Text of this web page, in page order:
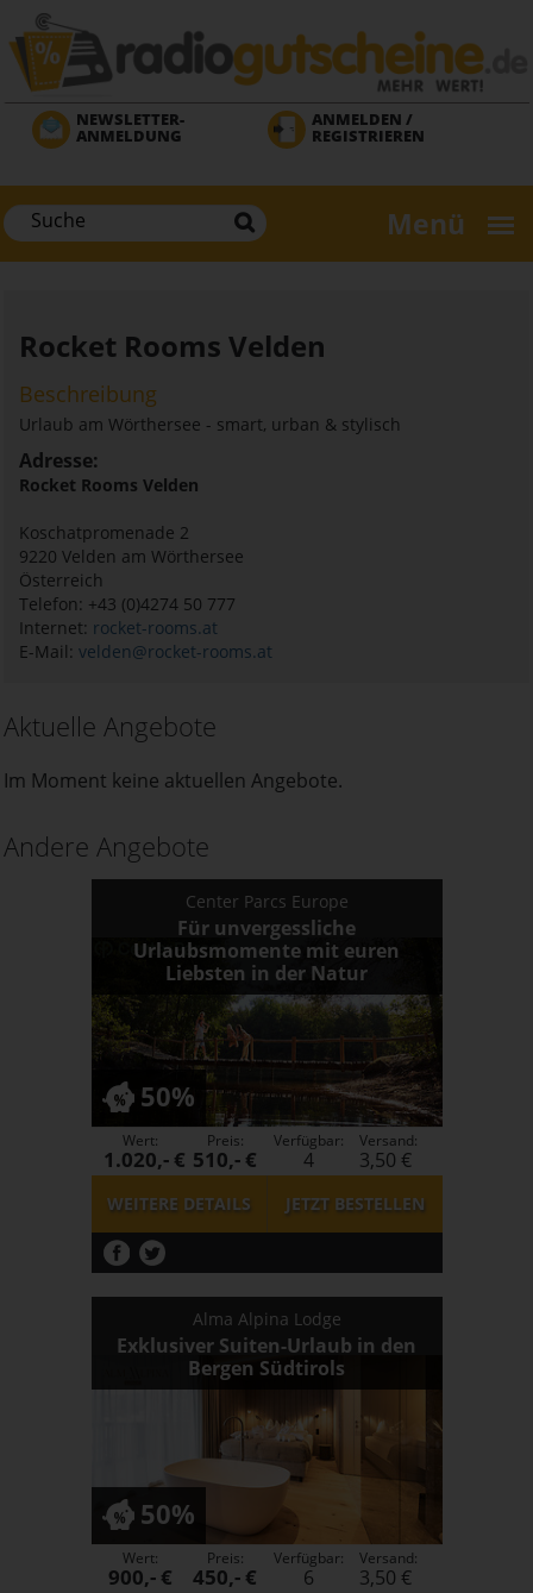
Direkt
zum
Inhalt
NEWSLETTER-
ANMELDUNG
ANMELDEN /
REGISTRIEREN
Menü
Rocket Rooms Velden
Beschreibung
Urlaub am Wörthersee - smart, urban & stylisch
Adresse:
Rocket Rooms Velden
Koschatpromenade 2
9220 Velden am Wörthersee
Österreich
Telefon: +43 (0)4274 50 777
Internet: rocket-rooms.at
E-Mail: velden@rocket-rooms.at
Aktuelle Angebote
Im Moment keine aktuellen Angebote.
Andere Angebote
Center Parcs Europe
Für unvergessliche
Urlaubsmomente mit euren
Liebsten in der Natur
50%
WEITERE DETAILS JETZTBESTELLEN
Wert:
1.020,- €
Preis:
510,- €
Verfügbar:
4
Versand:
3,50 €
Alma Alpina Lodge
Exklusiver Suiten-Urlaub in den
Bergen Südtirols
50%
Wert:
900,- €
Preis:
450,- €
Verfügbar:
6
Versand:
3,50 €